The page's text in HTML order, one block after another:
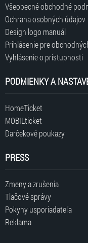
Všeobecné obchodné
Ochrana osobných údajov
Design logo manuál
Prihlásenie pre
Vyhlásenie o prístupnosti
PODMIENKY A
HomeTicket
MOBILticket
Darčekové poukazy
PRESS
Zmeny a zrušenia
Tlačové správy
Pokyny usporiadateľa
Reklama